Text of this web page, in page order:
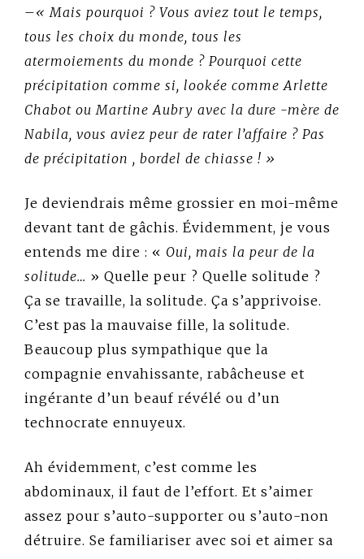
–« Mais pourquoi ? Vous aviez tout le temps,
tous les choix du monde, tous les
atermoiements du monde ? Pourquoi cette
précipitation comme si, lookée comme Arlette
Chabot ou Martine Aubry avec la dure -mère de
Nabila, vous aviez peur de rater l’affaire ? Pas
de précipitation , bordel de chiasse ! »
Je deviendrais même grossier en moi-même
devant tant de gâchis. Évidemment, je vous
entends me dire : « Oui, mais la peur de la
solitude… » Quelle peur ? Quelle solitude ?
Ça se travaille, la solitude. Ça s’apprivoise.
C’est pas la mauvaise fille, la solitude.
Beaucoup plus sympathique que la
compagnie envahissante, rabâcheuse et
ingérante d’un beauf révélé ou d’un
technocrate ennuyeux.
Ah évidemment, c’est comme les
abdominaux, il faut de l’effort. Et s’aimer
assez pour s’auto-supporter ou s’auto-non
détruire. Se familiariser avec soi et aimer sa